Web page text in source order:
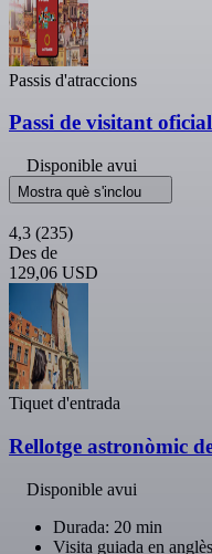
Passis d'atraccions
Passi de visitant
Disponible avui
Mostra què s'inclou
4,3 (235)
Des de
129,06 USD
Tiquet d'entrada
Rellotge astronòmic
Disponible avui
Durada: 20 min
Visita guiada en anglès